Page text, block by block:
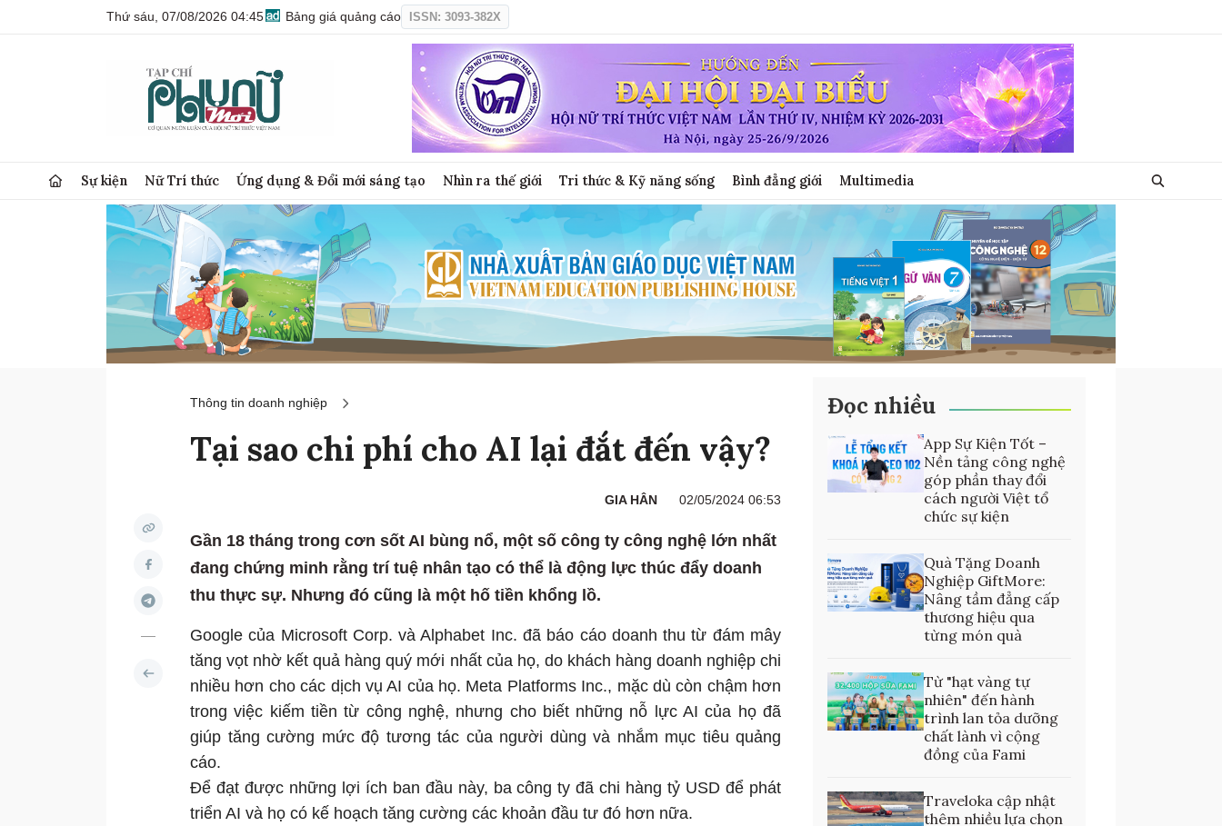
Thứ sáu, 07/08/2026 04:45 Bảng giá quảng cáo ISSN: 3093-382X
Sự kiện Nữ Trí thức Ứng dụng & Đổi mới sáng tạo Nhìn ra thế giới Tri thức & Kỹ năng sống Bình đẳng giới Multimedia
Thông tin doanh nghiệp
Tại sao chi phí cho AI lại đắt đến vậy?
GIA HÂN 02/05/2024 06:53
Gần 18 tháng trong cơn sốt AI bùng nổ, một số công ty công nghệ lớn nhất
đang chứng minh rằng trí tuệ nhân tạo có thể là động lực thúc đẩy doanh
thu thực sự. Nhưng đó cũng là một hố tiền khổng lồ.
Google của Microsoft Corp. và Alphabet Inc. đã báo cáo doanh thu từ đám mây
tăng vọt nhờ kết quả hàng quý mới nhất của họ, do khách hàng doanh nghiệp chi
nhiều hơn cho các dịch vụ AI của họ. Meta Platforms Inc., mặc dù còn chậm hơn
trong việc kiếm tiền từ công nghệ, nhưng cho biết những nỗ lực AI của họ đã
giúp tăng cường mức độ tương tác của người dùng và nhắm mục tiêu quảng
cáo.
Để đạt được những lợi ích ban đầu này, ba công ty đã chi hàng tỷ USD để phát
triển AI và họ có kế hoạch tăng cường các khoản đầu tư đó hơn nữa.
Đọc nhiều
App Sự Kiện Tốt –
Nền tảng công nghệ
góp phần thay đổi
cách người Việt tổ
chức sự kiện
Quà Tặng Doanh
Nghiệp GiftMore:
Nâng tầm đẳng cấp
thương hiệu qua
từng món quà
Từ "hạt vàng tự
nhiên" đến hành
trình lan tỏa dưỡng
chất lành vì cộng
đồng của Fami
Traveloka cập nhật
thêm nhiều lựa chọn